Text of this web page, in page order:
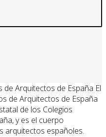
El
de Arquitectos de España
de los Colegios
y es el cuerpo
arquitectos españoles.